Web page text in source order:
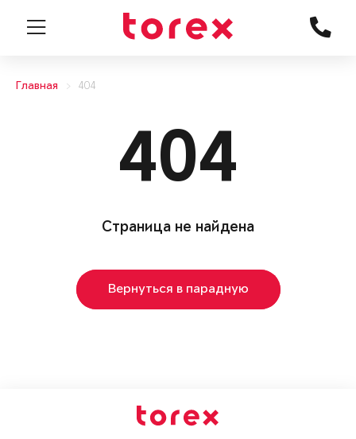
Главная 404
404
Страница не найдена
Вернуться в парадную